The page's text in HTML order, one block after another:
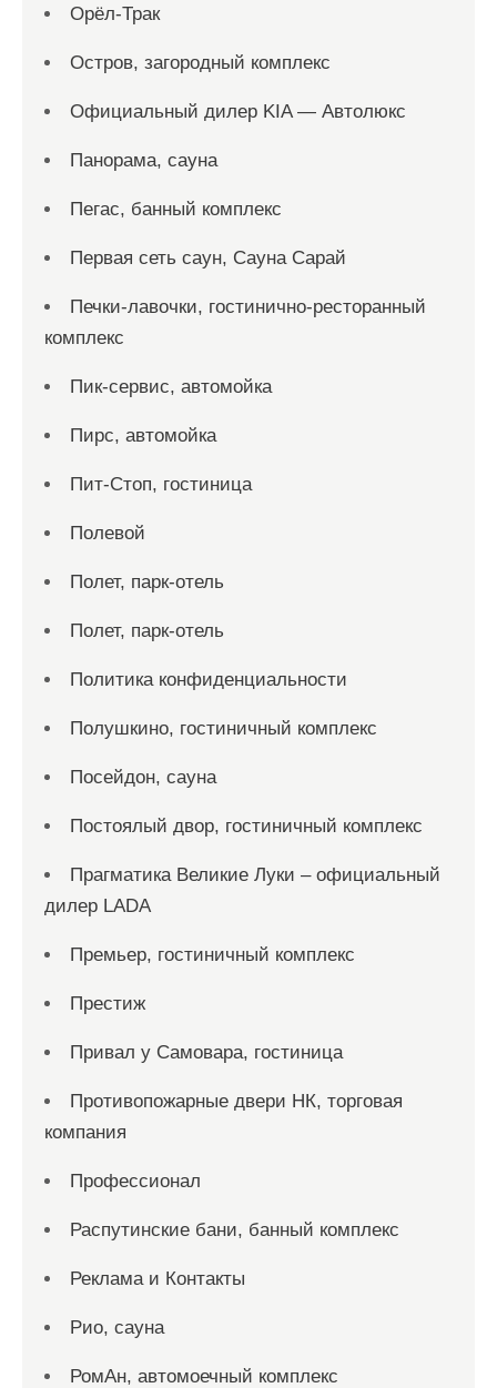
Орёл-Трак
Остров, загородный комплекс
Официальный дилер KIA — Автолюкс
Панорама, сауна
Пегас, банный комплекс
Первая сеть саун, Сауна Сарай
Печки-лавочки, гостинично-ресторанный
комплекс
Пик-сервис, автомойка
Пирс, автомойка
Пит-Стоп, гостиница
Полевой
Полет, парк-отель
Полет, парк-отель
Политика конфиденциальности
Полушкино, гостиничный комплекс
Посейдон, сауна
Постоялый двор, гостиничный комплекс
Прагматика Великие Луки – официальный
дилер LADA
Премьер, гостиничный комплекс
Престиж
Привал у Самовара, гостиница
Противопожарные двери НК, торговая
компания
Профессионал
Распутинские бани, банный комплекс
Реклама и Контакты
Рио, сауна
РомАн, автомоечный комплекс